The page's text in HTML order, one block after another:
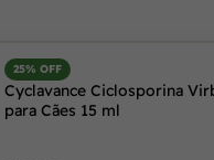
25% OFF
Cyclavance Ciclosporina
para Cães 15 ml